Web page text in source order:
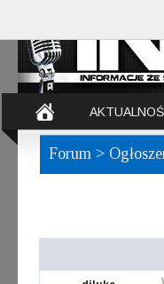
Forum >